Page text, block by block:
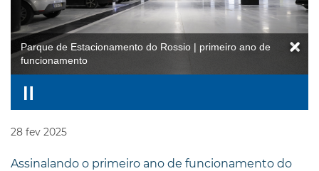
Parque de Estacionamento do Rossio | primeiro ano de
funcionamento
28 fev 2025
Assinalando o primeiro ano de funcionamento do